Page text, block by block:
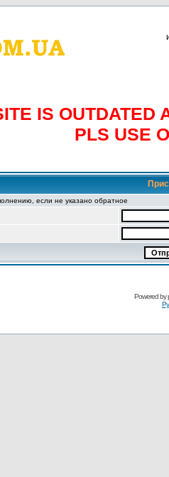
IS OUTDATED
PLS USE
если не указано обратное
Powered by